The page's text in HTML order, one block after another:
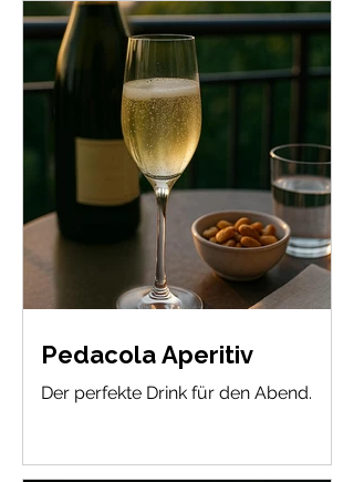
Pedacola Aperitiv
Der perfekte Drink für den Abend.